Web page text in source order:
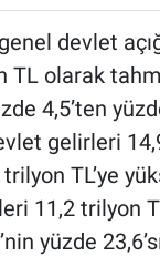
devlet
TL olarak
4,5’ten
gelirleri
TL’ye
11,2 trilyon
yüzde